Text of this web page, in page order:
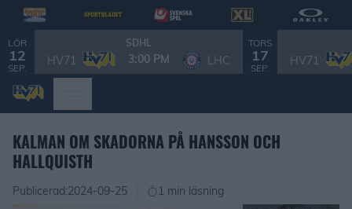
LÖR
12
SEP.
SDHL
HV71 3:00 PM LHC
TORS
17
SEP.
HV71
KALMAN OM SKADORNA PÅ HANSSON OCH
HALLQUISTH
Publicerad:2024-09-25 1 min läsning